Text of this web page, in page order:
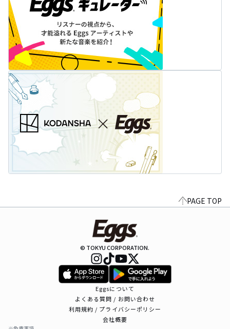
PAGE TOP
© TOKYU CORPORATION.
Eggsについて
よくある質問 / お問い合わせ
利用規約 / プライバシーポリシー
会社概要